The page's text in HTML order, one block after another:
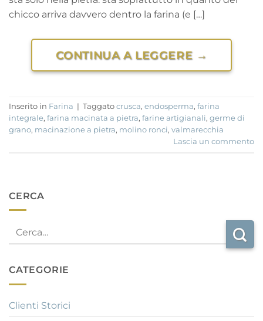
chicco arriva davvero dentro la farina (e […]
CONTINUA A LEGGERE →
Inserito in Farina | Taggato crusca, endosperma, farina
integrale, farina macinata a pietra, farine artigianali, germe di
grano, macinazione a pietra, molino ronci, valmarecchia
Lascia un commento
CERCA
CATEGORIE
Clienti Storici